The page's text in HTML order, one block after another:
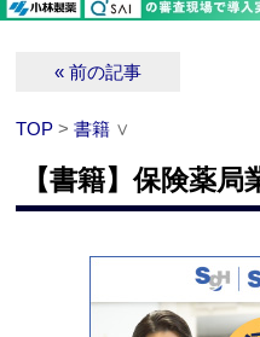
« 前の記事
TOP >書籍 ∨
【書籍】保険薬